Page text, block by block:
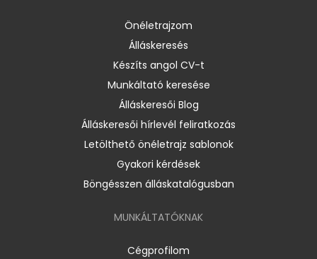
Önéletrajzom
Álláskeresés
Készíts angol CV-t
Munkáltató keresése
Álláskeresői Blog
Álláskeresői hírlevél feliratkozás
Letölthető önéletrajz sablonok
Gyakori kérdések
Böngésszen álláskatalógusban
MUNKÁLTATÓKNAK
Cégprofilom